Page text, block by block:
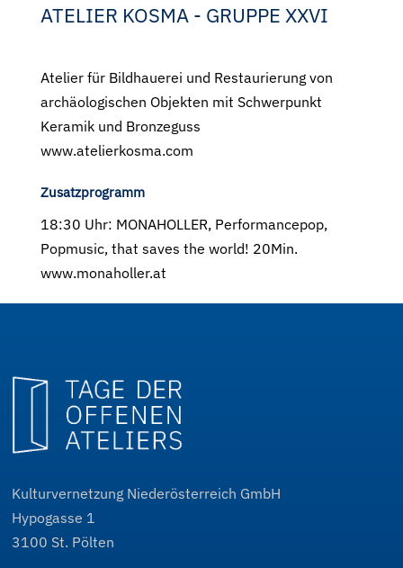
ATELIER KOSMA - GRUPPE XXVI
Atelier für Bildhauerei und Restaurierung von
archäologischen Objekten mit Schwerpunkt
Keramik und Bronzeguss
www.atelierkosma.com
Zusatzprogramm
18:30 Uhr: MONAHOLLER, Performancepop,
Popmusic, that saves the world! 20Min.
www.monaholler.at
Kulturvernetzung Niederösterreich GmbH
Hypogasse 1
3100 St. Pölten